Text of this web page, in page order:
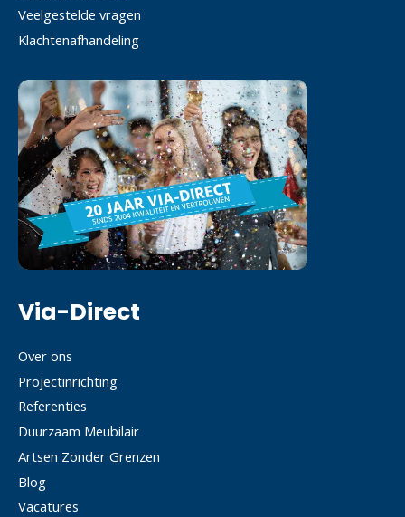
Veelgestelde vragen
Klachtenafhandeling
Via-Direct
Over ons
Projectinrichting
Referenties
Duurzaam Meubilair
Artsen Zonder Grenzen
Blog
Vacatures